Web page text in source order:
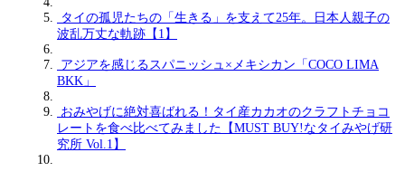
タイの孤児たちの「生きる」を支えて25年。日本人親子の
波乱万丈な軌跡【1】
アジアを感じるスパニッシュ×メキシカン「COCO LIMA
BKK」
おみやげに絶対喜ばれる！タイ産カカオのクラフトチョコ
レートを食べ比べてみました【MUST BUY!なタイみやげ研
究所 Vol.1】